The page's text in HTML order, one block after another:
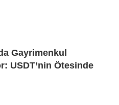
Gayrimenkul
USDT’nin Ötesinde